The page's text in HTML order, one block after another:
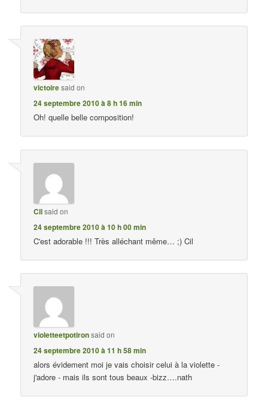
victoiresaid on
24 septembre 2010 à 8 h 16 min
Oh! quelle belle composition!
Cilsaid on
24 septembre 2010 à 10 h 00 min
C'est adorable !!! Très alléchant même… ;) Cil
violetteetpotironsaid on
24 septembre 2010 à 11 h 58 min
alors évidement moi je vais choisir celui à la violette -
j'adore - mais ils sont tous beaux -bizz….nath